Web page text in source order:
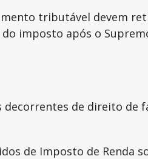
tributável devem
imposto após o
decorrentes de direito de
de Imposto de Renda